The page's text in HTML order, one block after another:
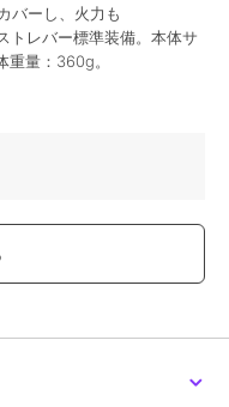
バーし、火力も
レバー標準装備。本体サ
重量：360g。